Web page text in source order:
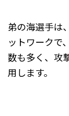
弟の海選手は
ットワークで
数も多く、攻
用します。